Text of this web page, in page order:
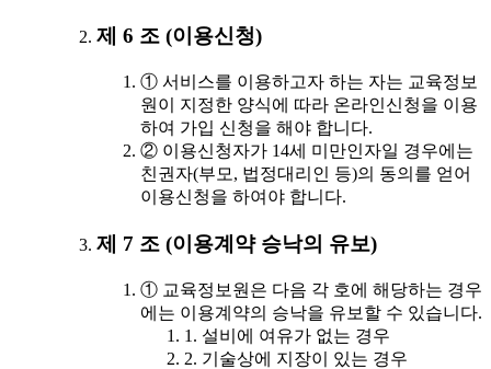
제 6 조 (이용신청)
① 서비스를 이용하고자 하는 자는 교육정보
원이 지정한 양식에 따라 온라인신청을 이용
하여 가입 신청을 해야 합니다.
② 이용신청자가 14세 미만인자일 경우에는
친권자(부모, 법정대리인 등)의 동의를 얻어
이용신청을 하여야 합니다.
제 7 조 (이용계약 승낙의 유보)
① 교육정보원은 다음 각 호에 해당하는 경우
에는 이용계약의 승낙을 유보할 수 있습니다.
1. 설비에 여유가 없는 경우
2. 기술상에 지장이 있는 경우